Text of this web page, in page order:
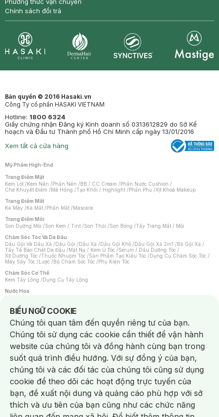
Chính sách đổi trả
Bản quyền © 2016 Hasaki.vn
Công Ty cổ phần HASAKI VIETNAM
Hotline: 1800 6324
Giấy chứng nhận Đăng ký Kinh doanh số 0313612829 do Sở Kế
hoạch và Đầu tư Thành phố Hồ Chí Minh cấp ngày 13/01/2016
Xem tất cả cửa hàng
Mỹ Phẩm High-End
Trang Điểm Mặt
Kem Lót /Kem Nền /Phấn Nền /BB / CC Cream /Phấn Nước Cushion /
Che Khuyết Điểm /Má Hồng /Tạo Khối / Highlight /Phấn Phủ /Xịt Khoá Makeup
Trang Điểm Mắt
Kẻ Mày /Kẻ Mắt /Phấn Mắt /Mascara
Trang Điểm Môi
Son Dưỡng Môi /Son Kem / Tint /Son Thỏi /Son Bóng /Tẩy Trang Mắt / Môi
Chăm Sóc Tóc Và Da Đầu
Dầu Gội Và Dầu Xả /Dầu Gội /Dầu Xả /Dầu Gội Khô /Dầu Gội Xả 2in1 /Bộ Gội Xả /
Tẩy Tế Bào Chết Da Đầu /Mặt Nạ / Kem Ủ Tóc /Serum / Dầu Dưỡng Tóc /
Xịt Dưỡng Tóc /Thuốc Nhuộm Tóc /Sản Phẩm Tạo Kiểu Tóc /Dụng Cụ Chăm Sóc Tóc /
Máy Sấy Tóc /Lược /Bộ Chăm Sóc Tóc /Phụ Kiện Tóc
Chăm Sóc Cơ Thể
Kem Tẩy Lông /Dụng Cụ Tẩy Lông
Nước Hoa
Nước Hoa Nữ
Chăm Sóc Cá Nhân
Chống Muỗi /Khẩu Trang /Máy Massage/Mặt Nạ Xông Hơi /Nước Rửa Tay/
Sản Phẩm Chăm Sóc Khác /Bàn Chải Đánh Răng /Bàn Chải Điện/
Hỗ Trợ Trắng Răng/Kem Đánh Răng /Máy Tăm Nước/ Nước Súc Miệng/
Tăm / Chỉ Nha Khoa/ Xịt Thơm Miệng / Dung Dịch Vệ Sinh/Dưỡng Vùng Kín/
Khăn Ướt Vệ Sinh Vùng Kín/Băng Vệ Sinh/Tampon/Bọt Cạo Râu /Dao Cạo Râu/
Máy Cạo Râu
Vấn Đề Về Da
Da Dầu / Lỗ Chân Lông To/ Da Khô / Mất Nước/ Da Lão Hóa/ Da Mụn/
Da Nhạy Cảm / Kích Ứng
Da Xỉn Màu Thâm / Nám / Tàn Nhang
Quầng Thâm & Bọng Mắt /Sẹo /Viêm Da Cơ Địa
Dụng Cụ / Phụ Kiện Chăm Sóc Da
Bông Tẩy Trang
Khăn Lau Mặt Khô Dụng Cụ / Máy Rửa Mặt Máy Chăm Sóc Da
Dụng Cụ Chăm Sóc Khác
BIỂU NGỮ COOKIE
Notice about cookies usage
Chúng tôi quan tâm đến quyền riêng tư của bạn.
Chúng tôi sử dụng các cookie cần thiết để vận hành
website của chúng tôi và đồng hành cùng bạn trong
suốt quá trình điều hướng. Với sự đồng ý của bạn,
chúng tôi và các đối tác của chúng tôi cũng sử dụng
cookie để theo dõi các hoạt động trực tuyến của
bạn, đề xuất nội dung và quảng cáo phù hợp với sở
thích và ưu tiên của bạn cũng như các chức năng